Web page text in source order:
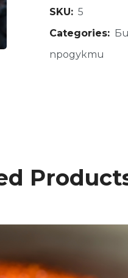
SKU: 5
Categories:
продукти